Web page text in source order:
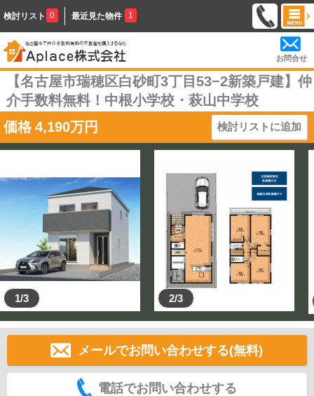
検討リスト 0 最近見た物件 1
お問合せ
【名古屋市瑞穂区白砂町3丁目53−2新築戸建】仲
介手数料無料！中根小学校・萩山中学校
価格 4,190万円 検討リストに追加
1/3 2/3
メールでお問い合わせする(無料)
電話でお問い合わせする